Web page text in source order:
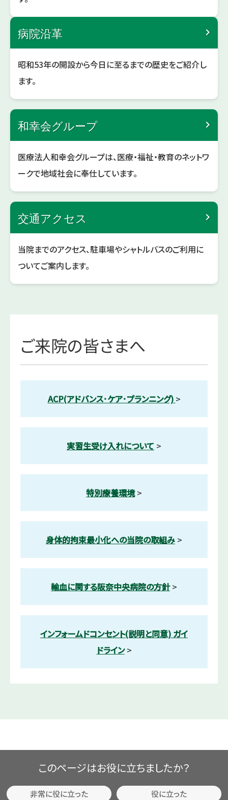
病院沿革
昭和53年の開設から今日に至るまでの歴史をご紹介し
ます。
和幸会グループ
医療法人和幸会グループは、医療・福祉・教育のネットワ
ークで地域社会に奉仕しています。
交通アクセス
当院までのアクセス、駐車場やシャトルバスのご利用に
ついてご案内します。
ご来院の皆さまへ
ACP(アドバンス･ケア･プランニング) >
実習生受け入れについて >
特別療養環境>
身体的拘束最小化への当院の取組み >
輸血に関する阪奈中央病院の方針>
インフォームドコンセント(説明と同意) ガイ
ドライン>
このページはお役に立ちましたか？
非常に役に立った
役に立った